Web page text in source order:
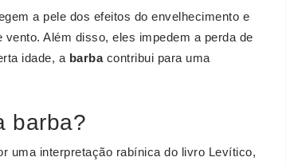
a pele dos efeitos do envelhecimento e
Além disso, eles impedem a perda de
idade, a barbacontribui para uma
barba?
uma interpretação rabínica do livro Levítico,